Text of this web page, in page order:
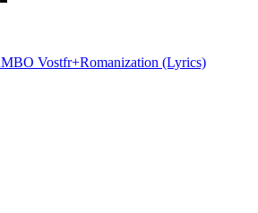
Vostfr+Romanization (Lyrics)